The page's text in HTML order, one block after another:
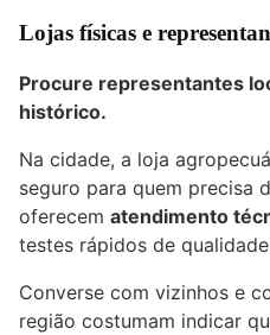
Lojas físicas e
Procure representantes
histórico.
Na cidade, a loja
seguro para quem precisa
oferecem atendimento
testes rápidos de
Converse com vizinhos e
região costumam indicar